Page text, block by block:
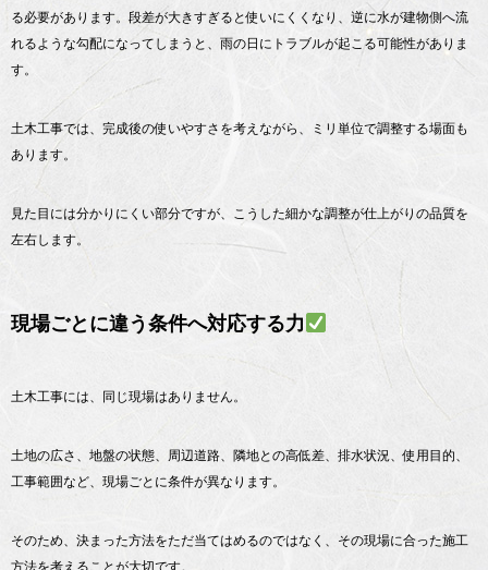
る必要があります。段差が大きすぎると使いにくくなり、逆に水が建物側へ流
れるような勾配になってしまうと、雨の日にトラブルが起こる可能性がありま
す。
土木工事では、完成後の使いやすさを考えながら、ミリ単位で調整する場面も
あります。
見た目には分かりにくい部分ですが、こうした細かな調整が仕上がりの品質を
左右します。
現場ごとに違う条件へ対応する力
土木工事には、同じ現場はありません。
土地の広さ、地盤の状態、周辺道路、隣地との高低差、排水状況、使用目的、
工事範囲など、現場ごとに条件が異なります。
そのため、決まった方法をただ当てはめるのではなく、その現場に合った施工